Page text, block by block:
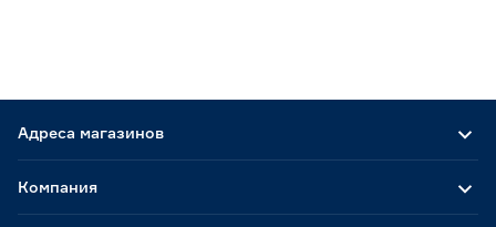
Адреса магазинов
Компания